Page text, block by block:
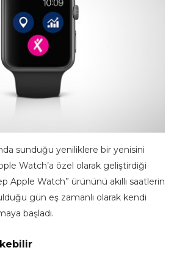
sunduğu yeniliklere bir yenisini
Watch’a özel olarak geliştirdiği
Apple Watch” ürününü akıllı saatlerin
gün eş zamanlı olarak kendi
başladı.